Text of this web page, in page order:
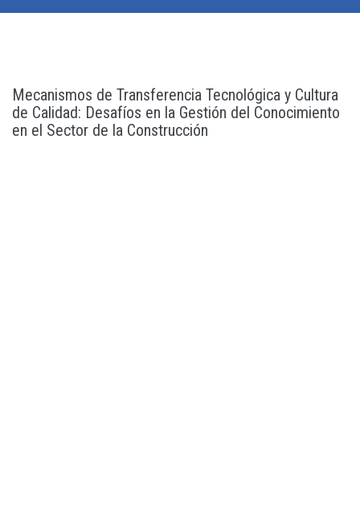
Mecanismos de Transferencia Tecnológica y Cultura
de Calidad: Desafíos en la Gestión del Conocimiento
en el Sector de la Construcción